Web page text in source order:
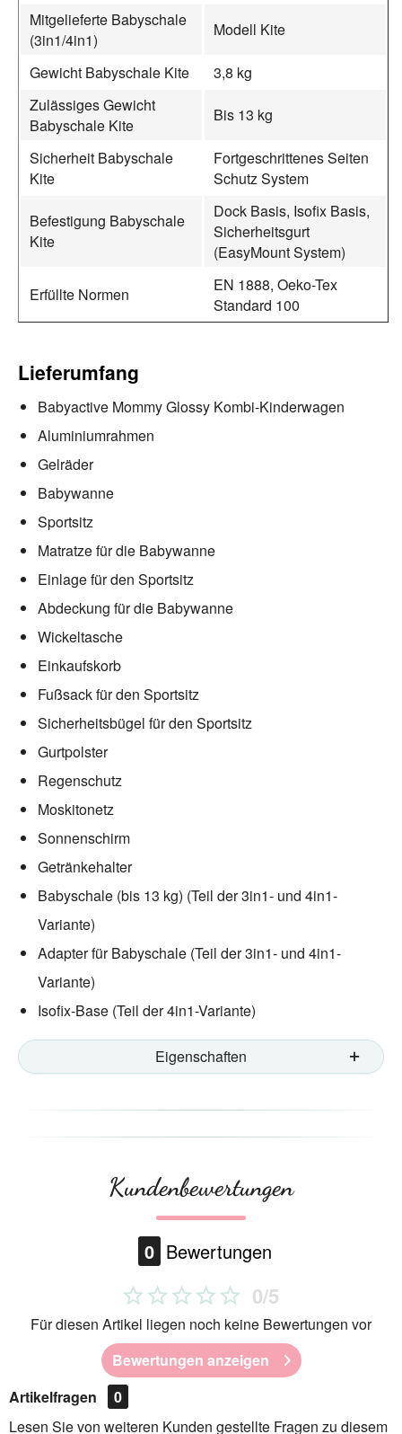
Mitgelieferte Babyschale
(3in1/4in1)
Modell Kite
Gewicht Babyschale Kite
3,8 kg
Zulässiges Gewicht
Babyschale Kite
Bis 13 kg
Sicherheit Babyschale
Kite
Fortgeschrittenes Seiten
Schutz System
Befestigung Babyschale
Kite
Dock Basis, Isofix Basis,
Sicherheitsgurt
(EasyMount System)
Erfüllte Normen
EN 1888, Oeko-Tex
Standard 100
Lieferumfang
Babyactive Mommy Glossy Kombi-Kinderwagen
Aluminiumrahmen
Gelräder
Babywanne
Sportsitz
Matratze für die Babywanne
Einlage für den Sportsitz
Abdeckung für die Babywanne
Wickeltasche
Einkaufskorb
Fußsack für den Sportsitz
Sicherheitsbügel für den Sportsitz
Gurtpolster
Regenschutz
Moskitonetz
Sonnenschirm
Getränkehalter
Babyschale (bis 13 kg) (Teil der 3in1- und 4in1-
Variante)
Adapter für Babyschale (Teil der 3in1- und 4in1-
Variante)
Isofix-Base (Teil der 4in1-Variante)
Eigenschaften
Kundenbewertungen
0 Bewertungen
0/5
Für diesen Artikel liegen noch keine Bewertungen vor
Bewertungen anzeigen
Artikelfragen
0
Lesen Sie von weiteren Kunden gestellte Fragen zu diesem